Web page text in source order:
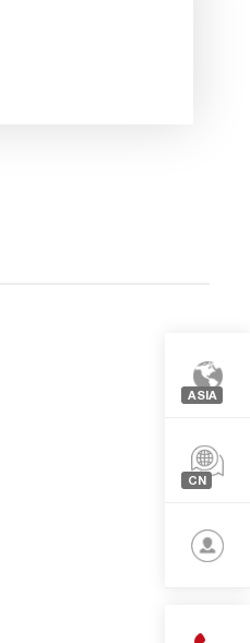
ASIA
北美
CN
中文